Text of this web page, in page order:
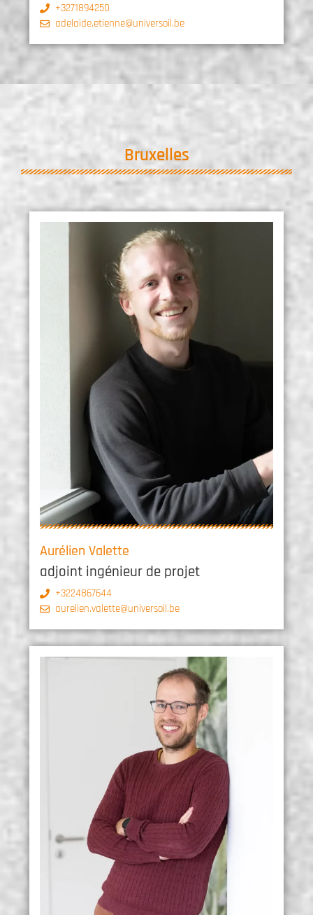
+3271894250
adelaide.etienne@universoil.be
Bruxelles
Aurélien Valette
adjoint ingénieur de projet
+3224867644
aurelien.valette@universoil.be